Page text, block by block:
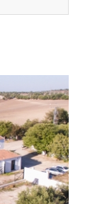
campo: del